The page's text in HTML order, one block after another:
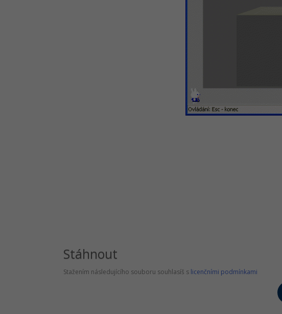
Stáhnout
Stažením následujícího souboru souhlasíš s licenčními podmínkami